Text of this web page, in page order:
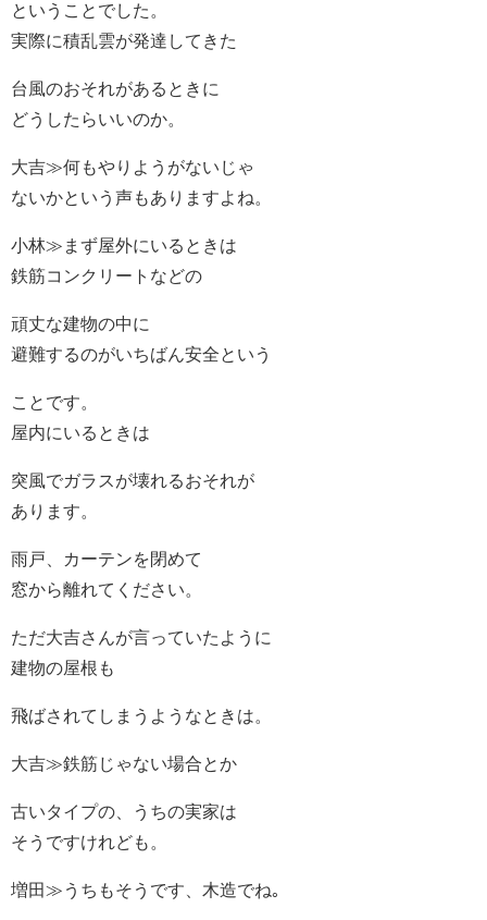
ということでした。
実際に積乱雲が発達してきた
台風のおそれがあるときに
どうしたらいいのか。
大吉≫何もやりようがないじゃ
ないかという声もありますよね。
小林≫まず屋外にいるときは
鉄筋コンクリートなどの
頑丈な建物の中に
避難するのがいちばん安全という
ことです。
屋内にいるときは
突風でガラスが壊れるおそれが
あります。
雨戸、カーテンを閉めて
窓から離れてください。
ただ大吉さんが言っていたように
建物の屋根も
飛ばされてしまうようなときは。
大吉≫鉄筋じゃない場合とか
古いタイプの、うちの実家は
そうですけれども。
増田≫うちもそうです、木造でね｡